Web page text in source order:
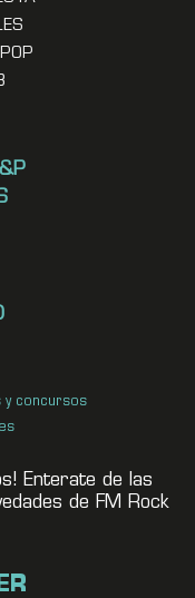
y concursos
Enterate de las
de FM Rock